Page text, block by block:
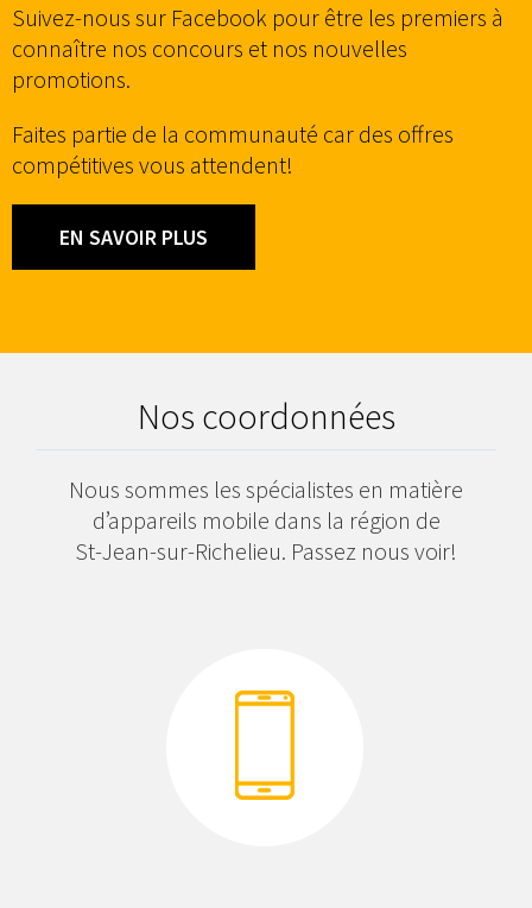
Suivez-nous sur Facebook pour être les premiers à
connaître nos concours et nos nouvelles
promotions.
Faites partie de la communauté car des offres
compétitives vous attendent!
EN SAVOIR PLUS
Nos coordonnées
Nous sommes les spécialistes en matière
d’appareils mobile dans la région de
St-Jean-sur-Richelieu. Passez nous voir!